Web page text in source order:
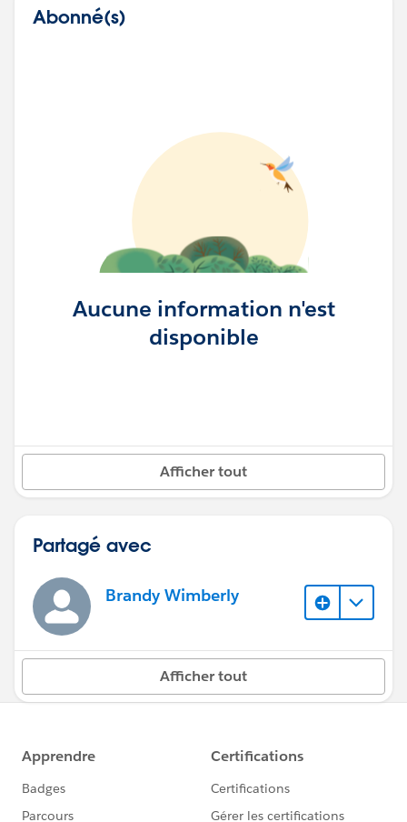
Abonné(s)
Aucune information n'est
disponible
Afficher tout
Partagé avec
Brandy Wimberly
Afficher tout